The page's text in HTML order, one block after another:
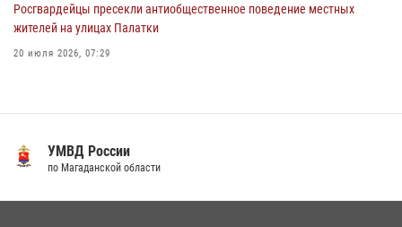
Росгвардейцы пресекли антиобщественное поведение местных
жителей на улицах Палатки
20 июля 2026, 07:29
«Каникулы с Росгвардией» продолжаются на Колыме
УМВД России
по Магаданской области